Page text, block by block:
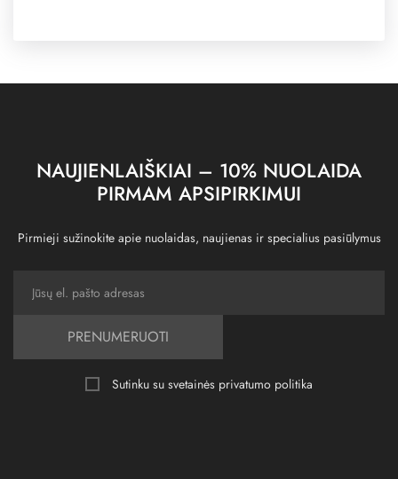
NAUJIENLAIŠKIAI – 10% NUOLAIDA
PIRMAM APSIPIRKIMUI
Pirmieji sužinokite apie nuolaidas, naujienas ir specialius pasiūlymus
PRENUMERUOTI
Sutinku su svetainės privatumo politika